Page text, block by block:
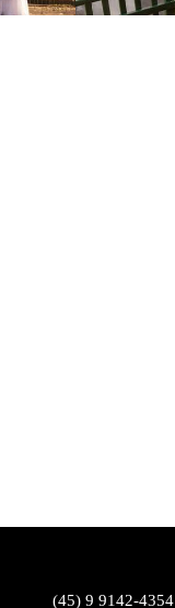
(45) 9 9142-4354